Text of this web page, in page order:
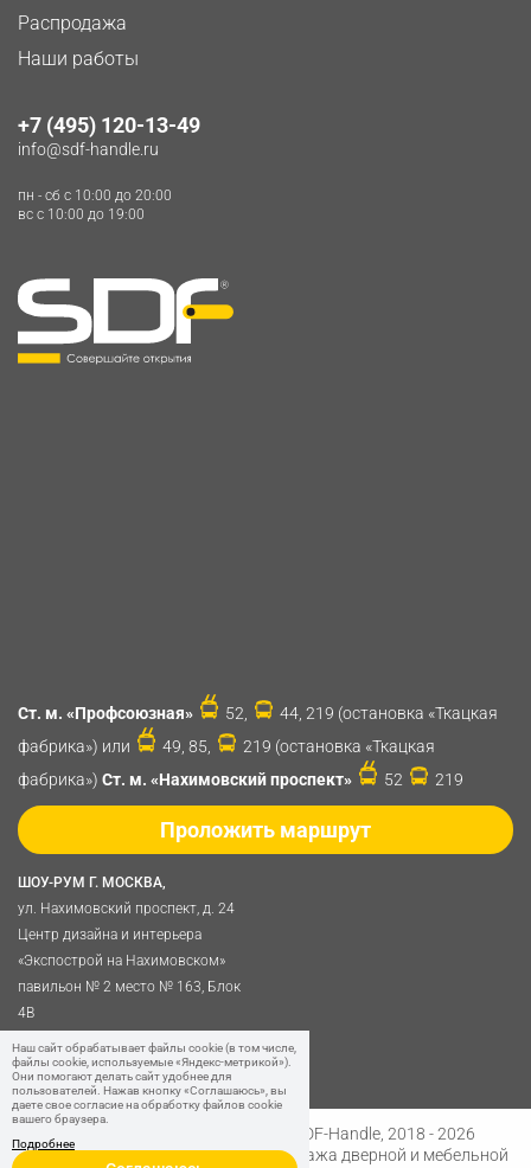
Распродажа
Наши работы
+7 (495) 120-13-49
info@sdf-handle.ru
пн - сб c 10:00 до 20:00
вс c 10:00 до 19:00
ШОУ-РУМ Г. МОСКВА,
ул. Нахимовский проспект, д. 24
Центр дизайна и интерьера
«Экспострой на Нахимовском»
павильон № 2 место № 163, Блок
4B
Политика обработки
персональных данных
Ст. м. «Профсоюзная» 52,
44, 219 (остановка «Ткацкая
фабрика») или
49, 85,
219 (остановка «Ткацкая
фабрика») Ст. м. «Нахимовский проспект» 52 219
Проложить маршрут
© SDF-Handle, 2018 - 2026
Интернет-магазин и розничная продажа дверной и мебельной
Наш сайт обрабатывает файлы cookie (в том числе,
файлы cookie, используемые «Яндекс-метрикой»).
Они помогают делать сайт удобнее для
пользователей. Нажав кнопку «Соглашаюсь», вы
даете свое согласие на обработку файлов cookie
вашего браузера.
Подробнее